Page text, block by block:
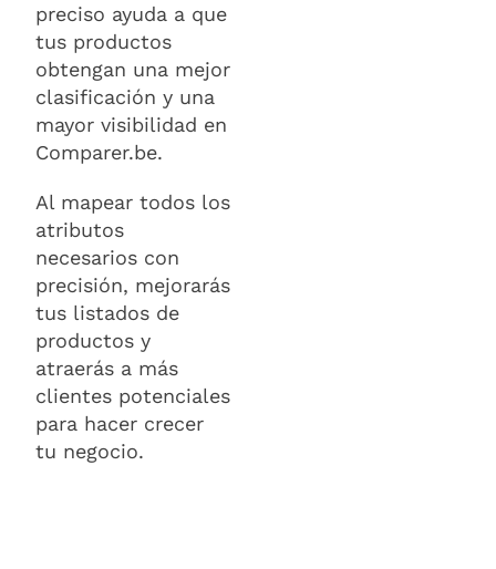
preciso ayuda a que
tus productos
obtengan una mejor
clasificación y una
mayor visibilidad en
Comparer.be.
Al mapear todos los
atributos
necesarios con
precisión, mejorarás
tus listados de
productos y
atraerás a más
clientes potenciales
para hacer crecer
tu negocio.